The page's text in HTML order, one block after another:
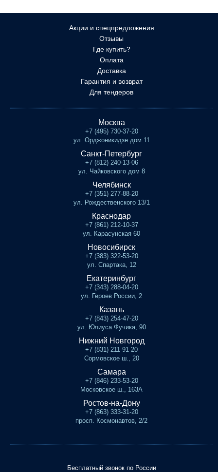
Акции и спецпредложения
Отзывы
Где купить?
Оплата
Доставка
Гарантия и возврат
Для тендеров
Москва
+7 (495) 730-37-20
ул. Орджоникидзе дом 11
Санкт-Петербург
+7 (812) 240-13-06
ул. Чайковского дом 8
Челябинск
+7 (351) 277-88-20
ул. Рождественского 13/1
Краснодар
+7 (861) 212-10-37
ул. Карасунская 60
Новосибирск
+7 (383) 322-53-20
ул. Спартака, 12
Екатеринбург
+7 (343) 288-04-20
ул. Героев России, 2
Казань
+7 (843) 254-47-20
ул. Юлиуса Фучика, 90
Нижний Новгород
+7 (831) 211-91-20
Сормовское ш., 20
Самара
+7 (846) 233-53-20
Московское ш., 163А
Ростов-на-Дону
+7 (863) 333-31-20
просп. Космонавтов, 2/2
Бесплатный звонок по России